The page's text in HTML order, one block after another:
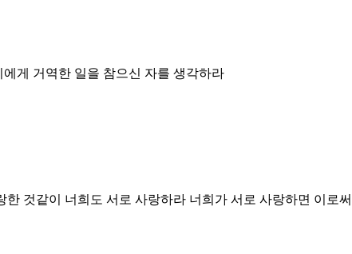
게 거역한 일을 참으신 자를 생각하라
것같이 너희도 서로 사랑하라 너희가 서로 사랑하면 이로